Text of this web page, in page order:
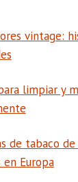
vintage:
limpiar y
de tabaco
Europa